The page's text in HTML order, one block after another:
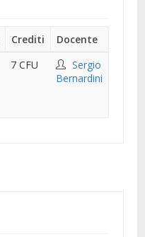
Crediti
Docente
7 CFU
Sergio
Bernardini